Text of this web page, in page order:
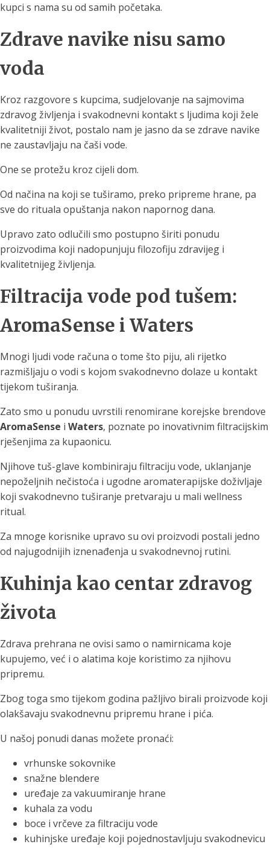
kupci s nama su od samih početaka.
Zdrave navike nisu samo
voda
Kroz razgovore s kupcima, sudjelovanje na sajmovima
zdravog življenja i svakodnevni kontakt s ljudima koji žele
kvalitetniji život, postalo nam je jasno da se zdrave navike
ne zaustavljaju na čaši vode.
One se protežu kroz cijeli dom.
Od načina na koji se tuširamo, preko pripreme hrane, pa
sve do rituala opuštanja nakon napornog dana.
Upravo zato odlučili smo postupno širiti ponudu
proizvodima koji nadopunjuju filozofiju zdravijeg i
kvalitetnijeg življenja.
Filtracija vode pod tušem:
AromaSense i Waters
Mnogi ljudi vode računa o tome što piju, ali rijetko
razmišljaju o vodi s kojom svakodnevno dolaze u kontakt
tijekom tuširanja.
Zato smo u ponudu uvrstili renomirane korejske brendove
AromaSense i Waters, poznate po inovativnim filtracijskim
rješenjima za kupaonicu.
Njihove tuš-glave kombiniraju filtraciju vode, uklanjanje
nepoželjnih nečistoća i ugodne aromaterapijske doživljaje
koji svakodnevno tuširanje pretvaraju u mali wellness
ritual.
Za mnoge korisnike upravo su ovi proizvodi postali jedno
od najugodnijih iznenađenja u svakodnevnoj rutini.
Kuhinja kao centar zdravog
života
Zdrava prehrana ne ovisi samo o namirnicama koje
kupujemo, već i o alatima koje koristimo za njihovu
pripremu.
Zbog toga smo tijekom godina pažljivo birali proizvode koji
olakšavaju svakodnevnu pripremu hrane i pića.
U našoj ponudi danas možete pronaći:
vrhunske sokovnike
snažne blendere
uređaje za vakuumiranje hrane
kuhala za vodu
boce i vrčeve za filtraciju vode
kuhinjske uređaje koji pojednostavljuju svakodnevicu